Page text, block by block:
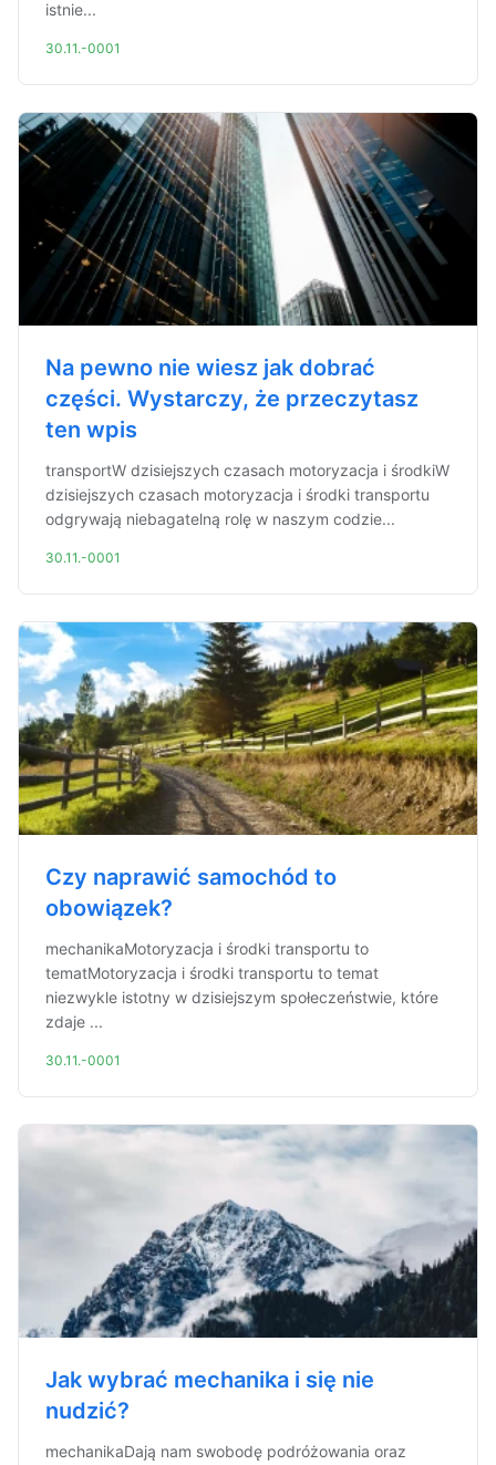
istnie...
30.11.-0001
Na pewno nie wiesz jak dobrać
części. Wystarczy, że przeczytasz
ten wpis
transportW dzisiejszych czasach motoryzacja i środkiW
dzisiejszych czasach motoryzacja i środki transportu
odgrywają niebagatelną rolę w naszym codzie...
30.11.-0001
Czy naprawić samochód to
obowiązek?
mechanikaMotoryzacja i środki transportu to
tematMotoryzacja i środki transportu to temat
niezwykle istotny w dzisiejszym społeczeństwie, które
zdaje ...
30.11.-0001
Jak wybrać mechanika i się nie
nudzić?
mechanikaDają nam swobodę podróżowania oraz